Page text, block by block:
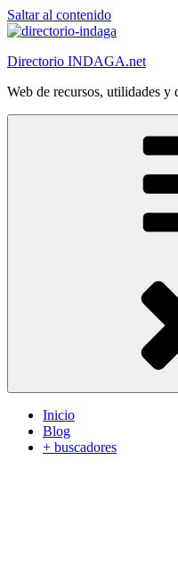
Saltar al contenido
Directorio INDAGA.net
Web de recursos, utilidades y
Inicio
Blog
+ buscadores